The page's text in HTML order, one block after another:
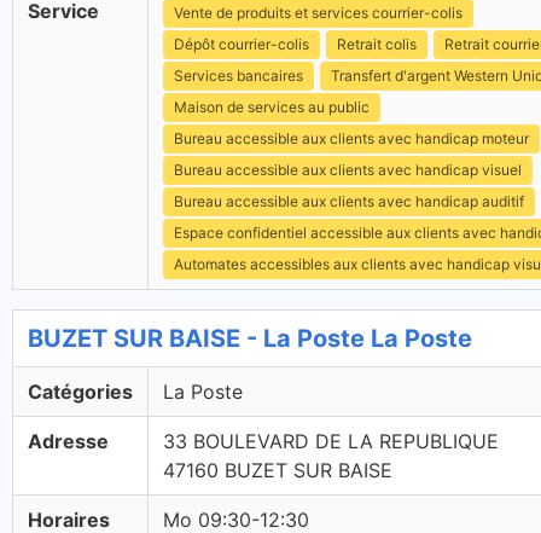
Service
Vente de produits et services courrier-colis
Dépôt courrier-colis
Retrait colis
Retrait
Services bancaires
Transfert d'argent Western
Maison de services au public
Bureau accessible aux clients avec handicap moteur
Bureau accessible aux clients avec handicap visuel
Bureau accessible aux clients avec handicap auditif
Espace confidentiel accessible aux clients avec
Automates accessibles aux clients avec handicap
BUZET SUR BAISE - La Poste La Poste
Catégories La Poste
Adresse
33 BOULEVARD DE LA REPUBLIQUE
47160 BUZET SUR BAISE
Horaires
Mo 09:30-12:30